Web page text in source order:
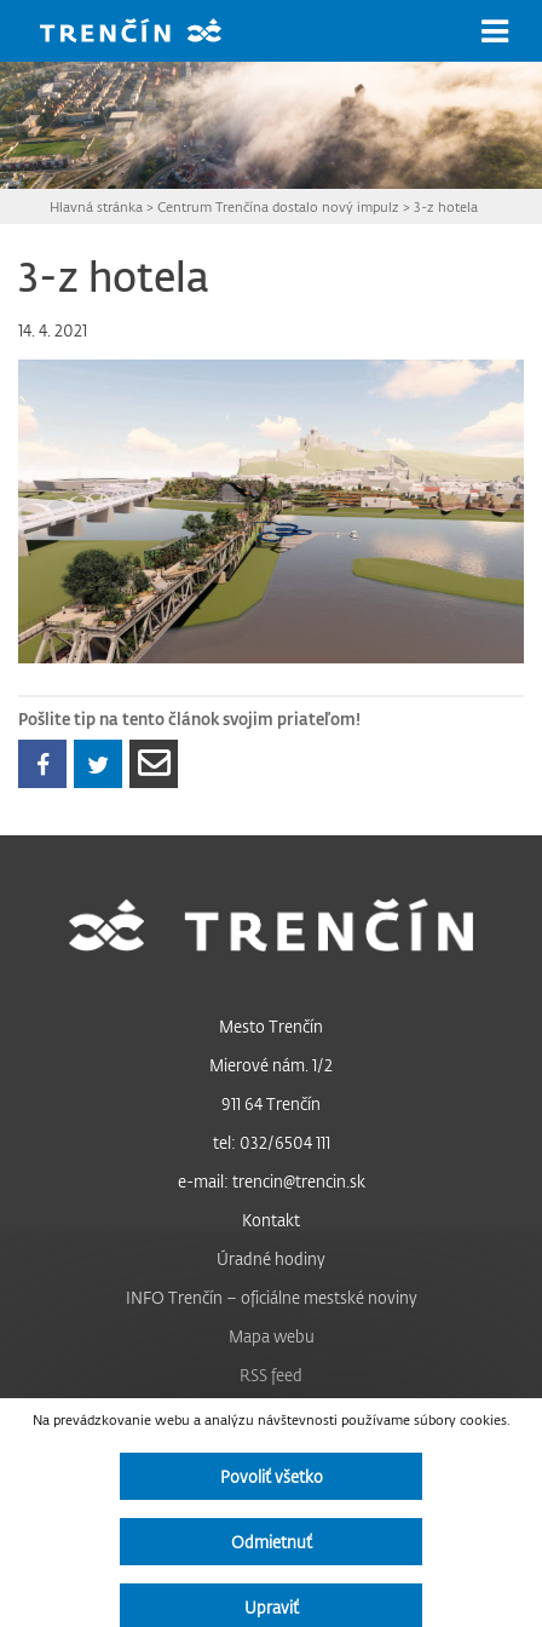
Hlavná stránka >Centrum Trenčína dostalo nový impulz > 3-z hotela
3-z hotela
14. 4. 2021
Pošlite tip na tento článok svojim priateľom!
Na prevádzkovanie webu a analýzu návštevnosti používame súbory cookies.
Povoliť všetko
Odmietnuť
Upraviť
Mesto Trenčín
Mierové nám. 1/2
911 64 Trenčín
tel: 032/6504 111
e-mail: trencin@trencin.sk
Kontakt
Úradné hodiny
INFO Trenčín – oficiálne mestské noviny
Mapa webu
RSS feed
Nastavenie cookies
Facebook
Instagram
Vyhlásenie o prístupnosti